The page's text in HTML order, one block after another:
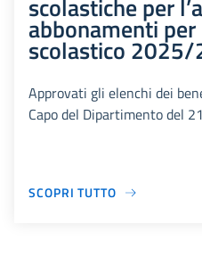
scolastiche per
abbonamenti per
scolastico
Approvati gli elenchi dei
Capo del Dipartimento del
SCOPRI TUTTO